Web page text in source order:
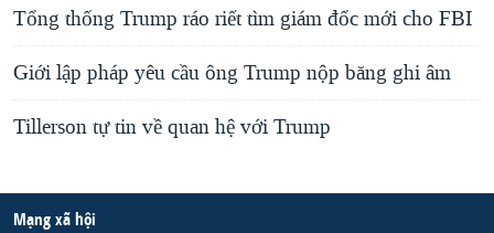
Tổng thống Trump ráo riết tìm giám đốc mới cho FBI
Giới lập pháp yêu cầu ông Trump nộp băng ghi âm
Tillerson tự tin về quan hệ với Trump
Mạng xã hội